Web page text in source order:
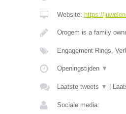
Website: https://
Orogem is a family
Engagement Rings,
Openingstijden ▼
Laatste tweets ▼
Sociale media: